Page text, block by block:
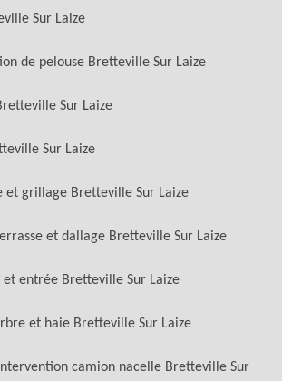
Sur Laize
de pelouse Bretteville Sur Laize
Sur Laize
Sur Laize
et grillage Bretteville Sur Laize
et dallage Bretteville Sur Laize
et entrée Bretteville Sur Laize
et haie Bretteville Sur Laize
camion nacelle Bretteville Sur